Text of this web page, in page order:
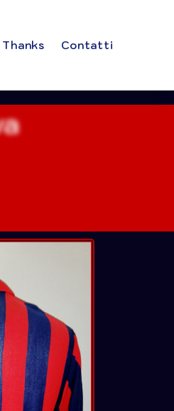
Thanks Contatti